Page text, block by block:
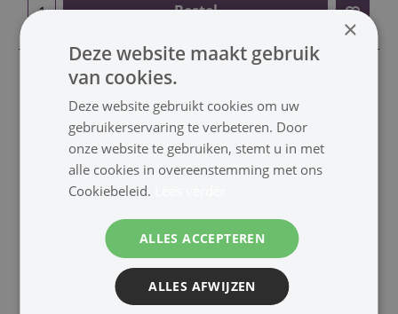
Bestel
Meer audio
Platenspeler
×
Deze website maakt gebruik
van cookies.
Deze website gebruikt cookies om uw
gebruikerservaring te verbeteren. Door
onze website te gebruiken, stemt u in met
alle cookies in overeenstemming met ons
Cookiebeleid.
ALLES ACCEPTEREN
ALLES AFWIJZEN